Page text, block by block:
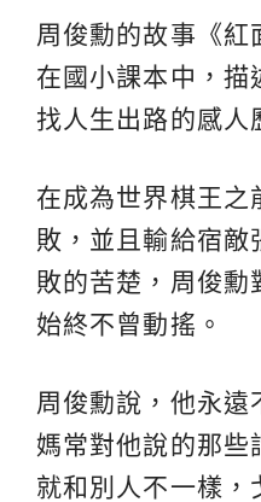
周俊勳的故事《紅
在國小課本中，描
找人生出路的感人
在成為世界棋王之
敗，並且輸給宿敵
敗的苦楚，周俊勳
始終不曾動搖。
周俊勳說，他永遠
媽常對他說的那些
就和別人不一樣，